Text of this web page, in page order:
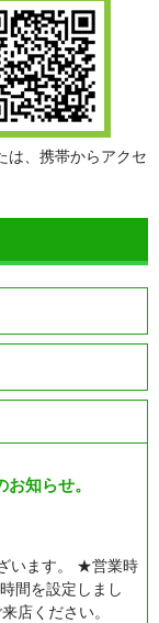
は、携帯からアクセ
知らせ。
います。 ★営業時
間を設定しまし
店ください。